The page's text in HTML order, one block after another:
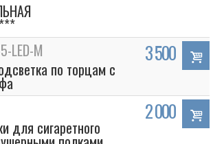
LED-M
по торцам с
3 500
для сигаретного
2 000